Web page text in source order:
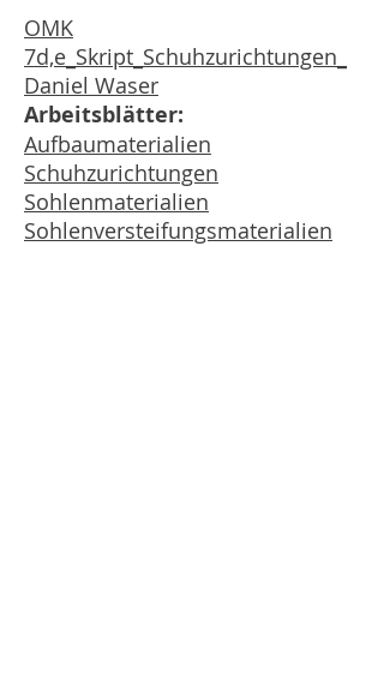
OMK
7d,e_Skript_Schuhzurichtungen_
Daniel Waser
Arbeitsblätter:
Aufbaumaterialien
Schuhzurichtungen
Sohlenmaterialien
Sohlenversteifungsmaterialien